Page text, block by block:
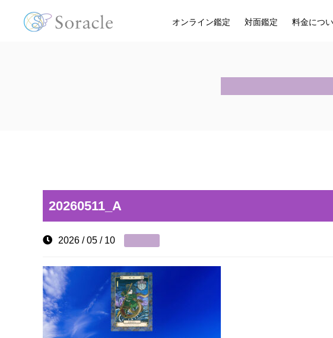
オンライン鑑定 対面鑑定 料金につ
20260511_A
2026 / 05 / 10